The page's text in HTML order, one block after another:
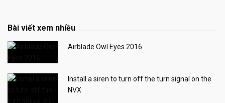
Bài viết xem nhiều
Airblade Owl Eyes 2016
Install a siren to turn off the turn signal on the
NVX